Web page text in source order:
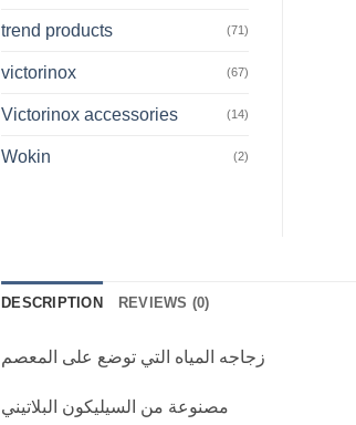
trend products (71)
victorinox (67)
Victorinox accessories (14)
Wokin (2)
DESCRIPTION REVIEWS (0)
زجاجه المياه التي توضع على المعصم
مصنوعة من السيليكون البلاتيني